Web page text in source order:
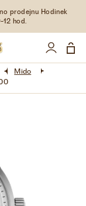
prodejnu Hodinek
12 hod.
Mido